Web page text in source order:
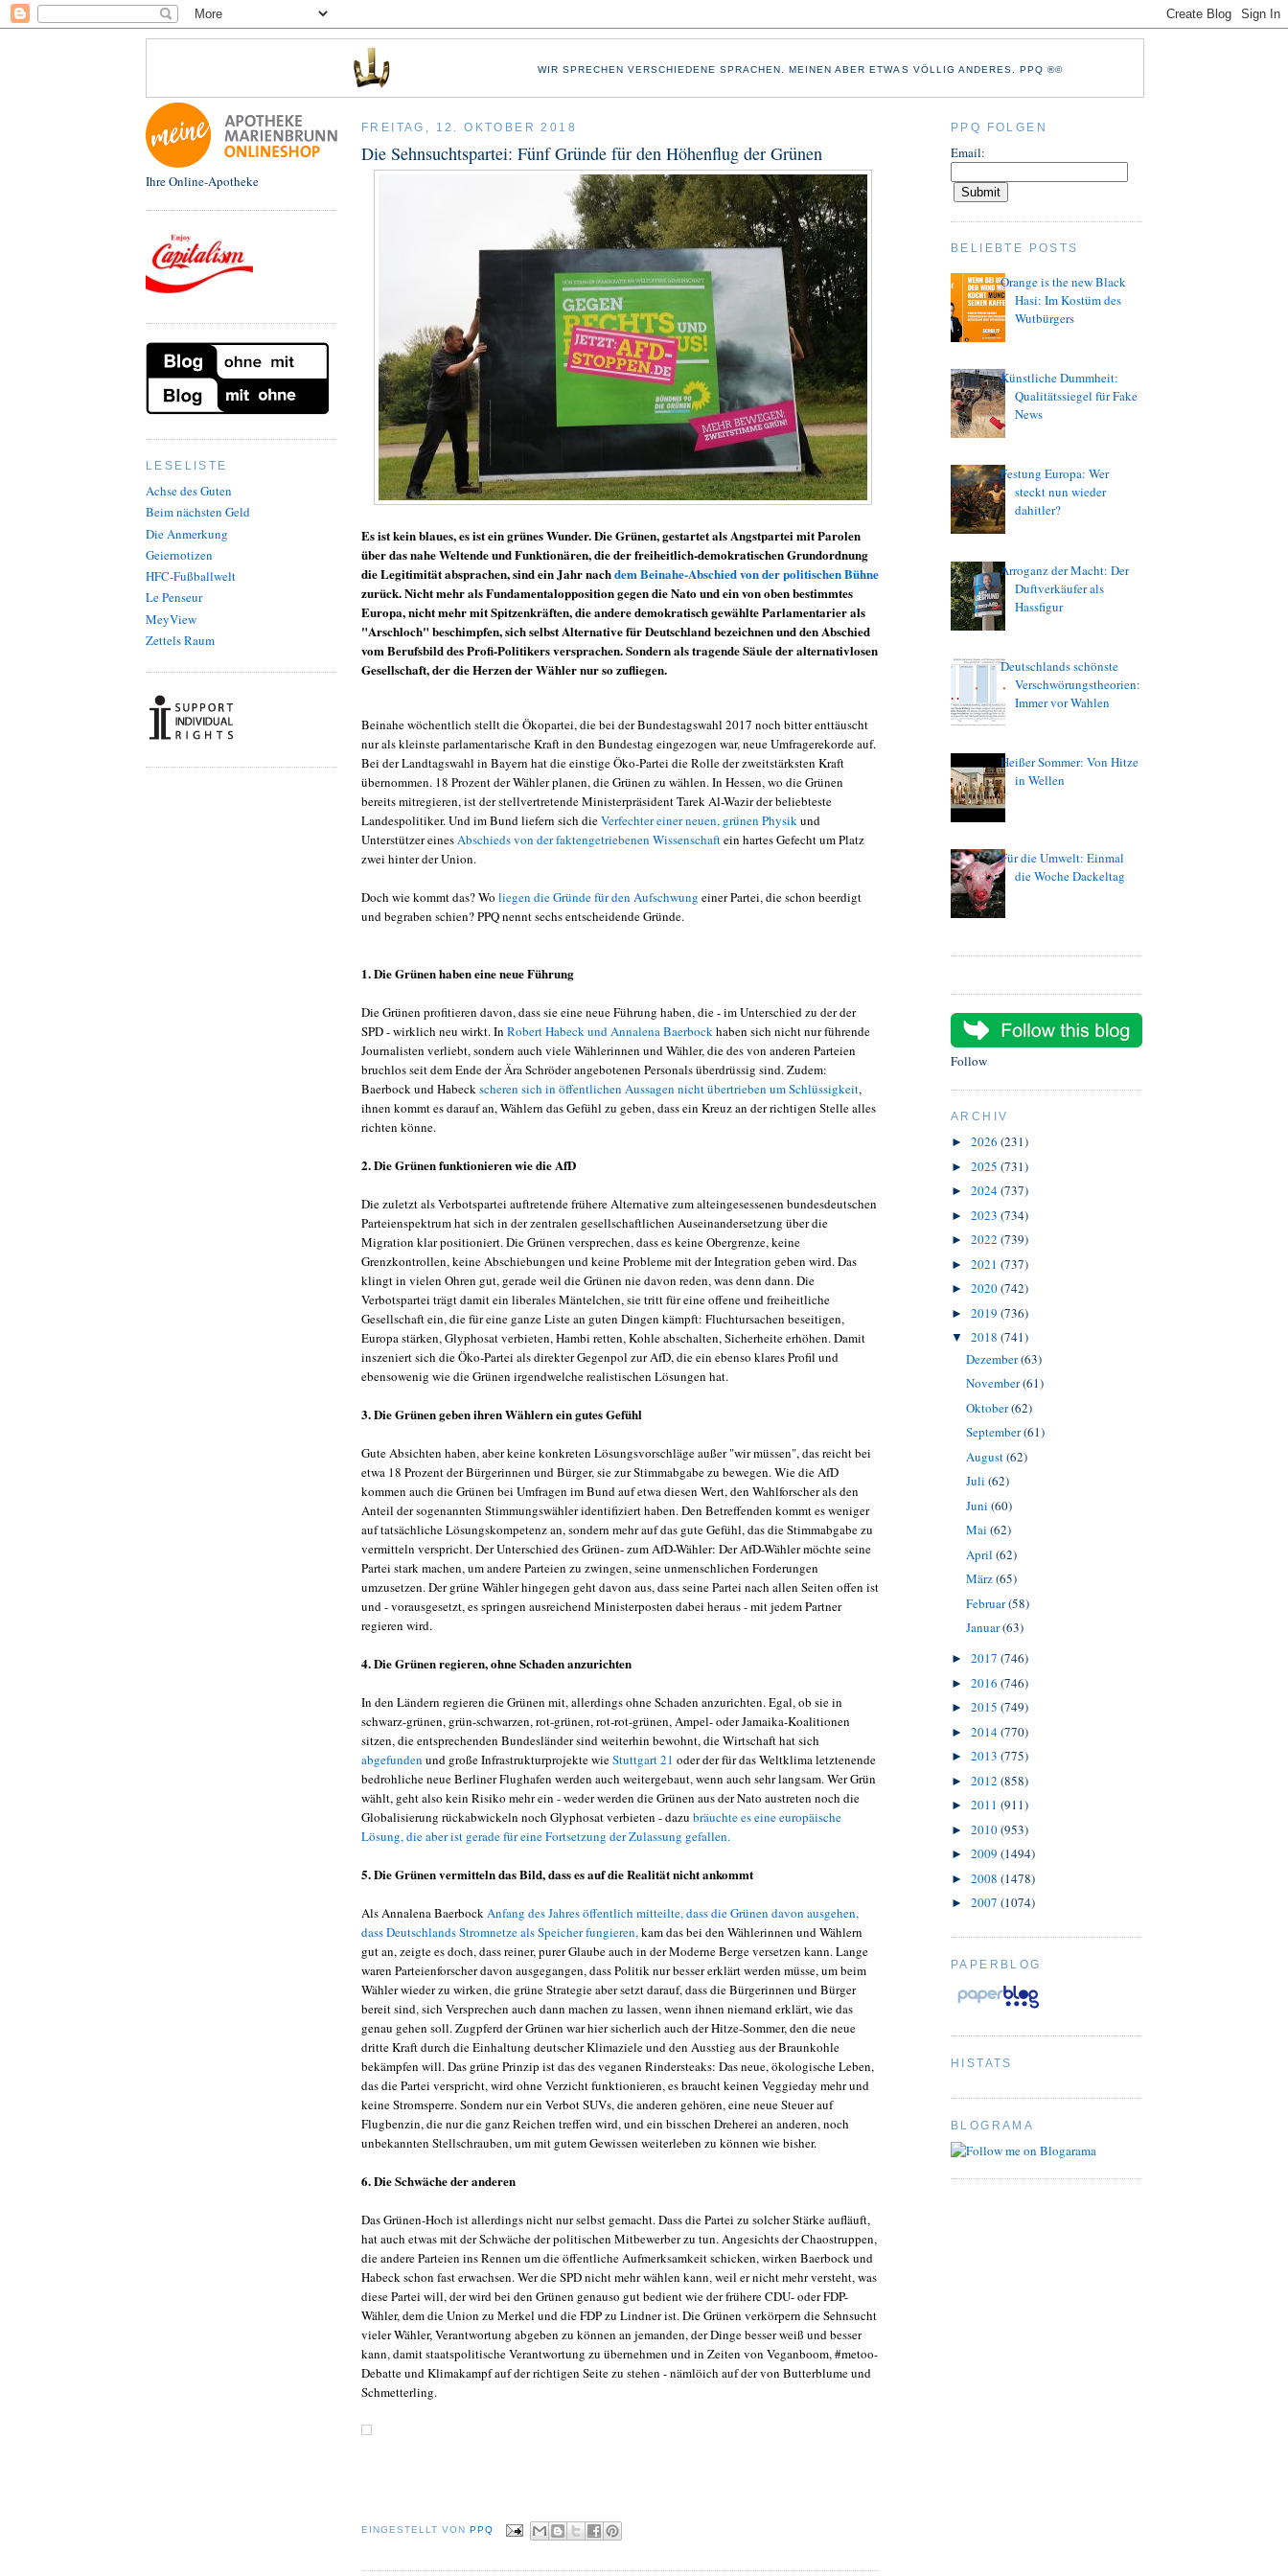
WIR SPRECHEN VERSCHIEDENE SPRACHEN. MEINEN ABER ETWAS VÖLLIG ANDERES. PPQ ®©
Ihre Online-Apotheke
LESELISTE
Achse des Guten
Beim nächsten Geld
Die Anmerkung
Geiernotizen
HFC-Fußballwelt
Le Penseur
MeyView
Zettels Raum
FREITAG, 12. OKTOBER 2018
Die Sehnsuchtspartei: Fünf Gründe für den Höhenflug der Grünen
Es ist kein blaues, es ist ein grünes Wunder. Die Grünen, gestartet als Angstpartei mit Parolen
über das nahe Weltende und Funktionären, die der freiheitlich-demokratischen Grundordnung
die Legitimität absprachen, sind ein Jahr nachdem Beinahe-Abschied von der politischen Bühne
zurück. Nicht mehr als Fundamentalopposition gegen die Nato und ein von oben bestimmtes
Europa, nicht mehr mit Spitzenkräften, die andere demokratisch gewählte Parlamentarier als
"Arschloch" beschimpfen, sich selbst Alternative für Deutschland bezeichnen und den Abschied
vom Berufsbild des Profi-Politikers versprachen. Sondern als tragende Säule der alternativlosen
Gesellschaft, der die Herzen der Wähler nur so zufliegen.
Beinahe wöchentlich stellt die Ökopartei, die bei der Bundestagswahl 2017 noch bitter enttäuscht
nur als kleinste parlamentarische Kraft in den Bundestag eingezogen war, neue Umfragerekorde auf.
Bei der Landtagswahl in Bayern hat die einstige Öko-Partei die Rolle der zweitstärksten Kraft
übernommen. 18 Prozent der Wähler planen, die Grünen zu wählen. In Hessen, wo die Grünen
bereits mitregieren, ist der stellvertretende Ministerpräsident Tarek Al-Wazir der beliebteste
Landespolitiker. Und im Bund liefern sich dieVerfechter einer neuen, grünen Physikund
Unterstützer einesAbschieds von der faktengetriebenen Wissenschaftein hartes Gefecht um Platz
zwei hinter der Union.
Doch wie kommt das? Wo liegen die Gründe für den Aufschwung einer Partei, die schon beerdigt
und begraben schien? PPQ nennt sechs entscheidende Gründe.
1. Die Grünen haben eine neue Führung
Die Grünen profitieren davon, dass sie eine neue Führung haben, die - im Unterschied zu der der
SPD - wirklich neu wirkt. In Robert Habeck und Annalena Baerbockhaben sich nicht nur führende
Journalisten verliebt, sondern auch viele Wählerinnen und Wähler, die des von anderen Parteien
bruchlos seit dem Ende der Ära Schröder angebotenen Personals überdrüssig sind. Zudem:
Baerbock und Habeckscheren sich in öffentlichen Aussagen nicht übertrieben um Schlüssigkeit,
ihnen kommt es darauf an, Wählern das Gefühl zu geben, dass ein Kreuz an der richtigen Stelle alles
richten könne.
2. Die Grünen funktionieren wie die AfD
Die zuletzt als Verbotspartei auftretende frühere Alternative zum alteingesessenen bundesdeutschen
Parteienspektrum hat sich in der zentralen gesellschaftlichen Auseinandersetzung über die
Migration klar positioniert. Die Grünen versprechen, dass es keine Obergrenze, keine
Grenzkontrollen, keine Abschiebungen und keine Probleme mit der Integration geben wird. Das
klingt in vielen Ohren gut, gerade weil die Grünen nie davon reden, was denn dann. Die
Verbotspartei trägt damit ein liberales Mäntelchen, sie tritt für eine offene und freiheitliche
Gesellschaft ein, die für eine ganze Liste an guten Dingen kämpft: Fluchtursachen beseitigen,
Europa stärken, Glyphosat verbieten, Hambi retten, Kohle abschalten, Sicherheite erhöhen. Damit
inszeniert sich die Öko-Partei als direkter Gegenpol zur AfD, die ein ebenso klares Profil und
ebensowenig wie die Grünen irgendwelche realistischen Lösungen hat.
3. Die Grünen geben ihren Wählern ein gutes Gefühl
Gute Absichten haben, aber keine konkreten Lösungsvorschläge außer "wir müssen", das reicht bei
etwa 18 Prozent der Bürgerinnen und Bürger, sie zur Stimmabgabe zu bewegen. Wie die AfD
kommen auch die Grünen bei Umfragen im Bund auf etwa diesen Wert, den Wahlforscher als den
Anteil der sogenannten Stimmungswähler identifiziert haben. Den Betreffenden kommt es weniger
auf tatsächliche Lösungskompetenz an, sondern mehr auf das gute Gefühl, das die Stimmabgabe zu
vermitteln verspricht. Der Unterschied des Grünen- zum AfD-Wähler: Der AfD-Wähler möchte seine
Partei stark machen, um andere Parteien zu zwingen, seine unmenschlichen Forderungen
umzusetzen. Der grüne Wähler hingegen geht davon aus, dass seine Partei nach allen Seiten offen ist
und - vorausgesetzt, es springen ausreichend Ministerposten dabei heraus - mit jedem Partner
regieren wird.
4. Die Grünen regieren, ohne Schaden anzurichten
In den Ländern regieren die Grünen mit, allerdings ohne Schaden anzurichten. Egal, ob sie in
schwarz-grünen, grün-schwarzen, rot-grünen, rot-rot-grünen, Ampel- oder Jamaika-Koalitionen
sitzen, die entsprechenden Bundesländer sind weiterhin bewohnt, die Wirtschaft hat sich
abgefunden und große Infrastrukturprojekte wieStuttgart 21 oder der für das Weltklima letztenende
bedrohliche neue Berliner Flughafen werden auch weitergebaut, wenn auch sehr langsam. Wer Grün
wählt, geht also kein Risiko mehr ein - weder werden die Grünen aus der Nato austreten noch die
Globalisierung rückabwickeln noch Glyphosat verbieten - dazu bräuchte es eine europäische
Lösung, die aber ist gerade für eine Fortsetzung der Zulassung gefallen.
5. Die Grünen vermitteln das Bild, dass es auf die Realität nicht ankommt
Als Annalena BaerbockAnfang des Jahres öffentlich mitteilte, dass die Grünen davon ausgehen,
dass Deutschlands Stromnetze als Speicher fungieren,kam das bei den Wählerinnen und Wählern
gut an, zeigte es doch, dass reiner, purer Glaube auch in der Moderne Berge versetzen kann. Lange
waren Parteienforscher davon ausgegangen, dass Politik nur besser erklärt werden müsse, um beim
Wähler wieder zu wirken, die grüne Strategie aber setzt darauf, dass die Bürgerinnen und Bürger
bereit sind, sich Versprechen auch dann machen zu lassen, wenn ihnen niemand erklärt, wie das
genau gehen soll. Zugpferd der Grünen war hier sicherlich auch der Hitze-Sommer, den die neue
dritte Kraft durch die Einhaltung deutscher Klimaziele und den Ausstieg aus der Braunkohle
bekämpfen will. Das grüne Prinzip ist das des veganen Rindersteaks: Das neue, ökologische Leben,
das die Partei verspricht, wird ohne Verzicht funktionieren, es braucht keinen Veggieday mehr und
keine Stromsperre. Sondern nur ein Verbot SUVs, die anderen gehören, eine neue Steuer auf
Flugbenzin, die nur die ganz Reichen treffen wird, und ein bisschen Dreherei an anderen, noch
unbekannten Stellschrauben, um mit gutem Gewissen weiterleben zu können wie bisher.
6. Die Schwäche der anderen
Das Grünen-Hoch ist allerdings nicht nur selbst gemacht. Dass die Partei zu solcher Stärke aufläuft,
hat auch etwas mit der Schwäche der politischen Mitbewerber zu tun. Angesichts der Chaostruppen,
die andere Parteien ins Rennen um die öffentliche Aufmerksamkeit schicken, wirken Baerbock und
Habeck schon fast erwachsen. Wer die SPD nicht mehr wählen kann, weil er nicht mehr versteht, was
diese Partei will, der wird bei den Grünen genauso gut bedient wie der frühere CDU- oder FDP-
Wähler, dem die Union zu Merkel und die FDP zu Lindner ist. Die Grünen verkörpern die Sehnsucht
vieler Wähler, Verantwortung abgeben zu können an jemanden, der Dinge besser weiß und besser
kann, damit staatspolitische Verantwortung zu übernehmen und in Zeiten von Veganboom, #metoo-
Debatte und Klimakampf auf der richtigen Seite zu stehen - nämlöich auf der von Butterblume und
Schmetterling.
EINGESTELLT VONPPQ
PPQ FOLGEN
Email:
BELIEBTE POSTS
Orange is the new Black
Hasi: Im Kostüm des
Wutbürgers
Künstliche Dummheit:
Qualitätssiegel für Fake
News
Festung Europa: Wer
steckt nun wieder
dahitler?
Arroganz der Macht: Der
Duftverkäufer als
Hassfigur
Deutschlands schönste
Verschwörungstheorien:
Immer vor Wahlen
Heißer Sommer: Von Hitze
in Wellen
Für die Umwelt: Einmal
die Woche Dackeltag
Follow
ARCHIV
► 2026 (231)
► 2025 (731)
► 2024(737)
► 2023 (734)
► 2022 (739)
► 2021 (737)
► 2020(742)
► 2019 (736)
▼ 2018 (741)
Dezember(63)
November(61)
Oktober(62)
September(61)
August(62)
Juli (62)
Juni (60)
Mai (62)
April (62)
März(65)
Februar(58)
Januar(63)
► 2017 (746)
► 2016 (746)
► 2015 (749)
► 2014(770)
► 2013 (775)
► 2012 (858)
► 2011 (911)
► 2010(953)
► 2009 (1494)
► 2008 (1478)
► 2007 (1074)
PAPERBLOG
HISTATS
BLOGRAMA